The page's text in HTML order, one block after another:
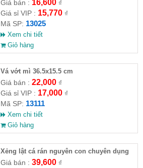
Giá bán : 16,600₫
Giá sỉ VIP : 15,770₫
Mã SP: 13025
Xem chi tiết
Giỏ hàng
Vá vớt mì 36.5x15.5 cm
Giá bán : 22,000₫
Giá sỉ VIP : 17,000₫
Mã SP: 13111
Xem chi tiết
Giỏ hàng
Xẻng lật cá rán nguyên con chuyên dụng
nhà bếp( HĐ )
Giá bán : 39,600₫